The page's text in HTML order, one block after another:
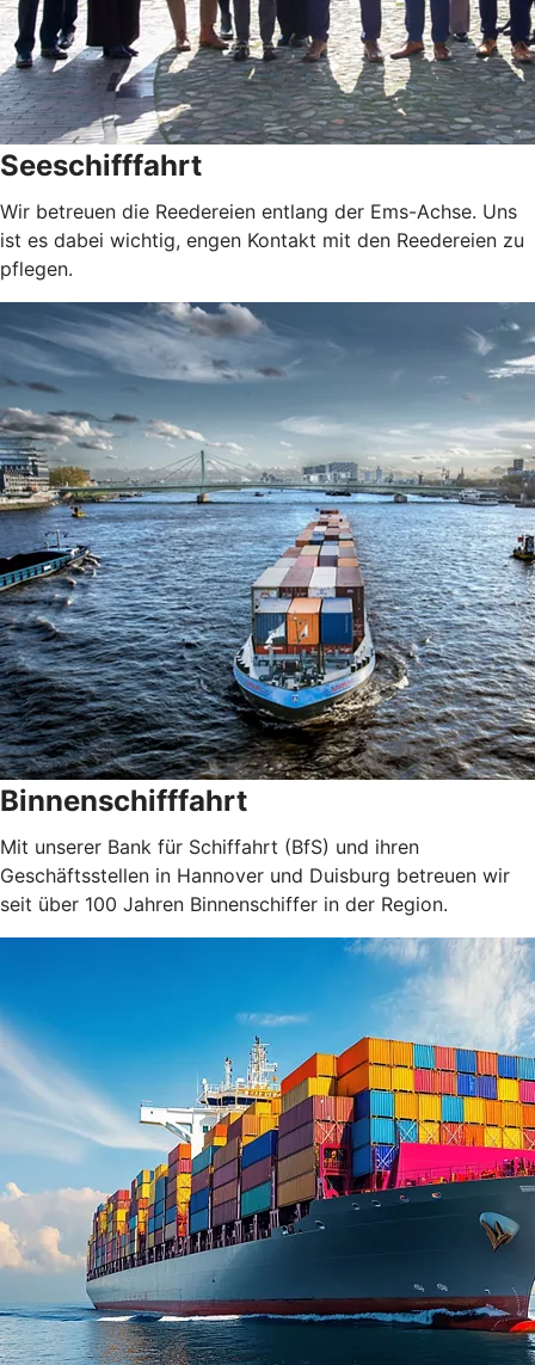
Seeschifffahrt
Wir betreuen die Reedereien entlang der Ems-Achse. Uns
ist es dabei wichtig, engen Kontakt mit den Reedereien zu
pflegen.
Binnenschifffahrt
Mit unserer Bank für Schiffahrt (BfS) und ihren
Geschäftsstellen in Hannover und Duisburg betreuen wir
seit über 100 Jahren Binnenschiffer in der Region.